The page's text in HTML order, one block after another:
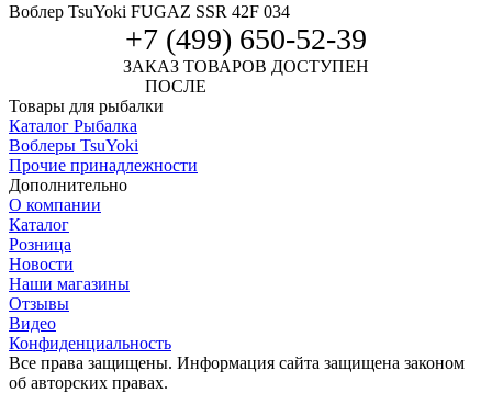
Воблер TsuYoki FUGAZ SSR 42F 034
+7 (499) 650-52-39
ЗАКАЗ ТОВАРОВ ДОСТУПЕН
ПОСЛЕ
Товары для рыбалки
Каталог Рыбалка
Воблеры TsuYoki
Прочие принадлежности
Дополнительно
О компании
Каталог
Розница
Новости
Наши магазины
Отзывы
Видео
Конфиденциальность
Все права защищены. Информация сайта защищена законом
об авторских правах.